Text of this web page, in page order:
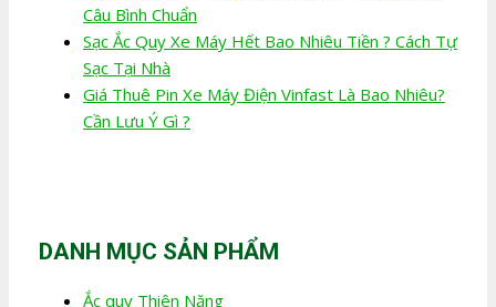
Câu Bình Chuẩn
Sạc Ắc Quy Xe Máy Hết Bao Nhiêu Tiền ? Cách Tự
Sạc Tại Nhà
Giá Thuê Pin Xe Máy Điện Vinfast Là Bao Nhiêu?
Cần Lưu Ý Gì ?
DANH MỤC SẢN PHẨM
Ắc quy Thiên Năng